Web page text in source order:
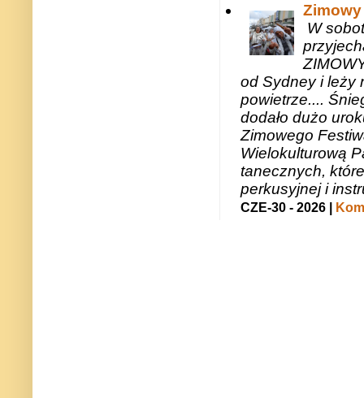
W
od Sydney i leży
powietrze....
dodało dużo
Zimowego
Wielokulturową
tanecznych,
perkusyjnej i
CZE-30 - 2026 |